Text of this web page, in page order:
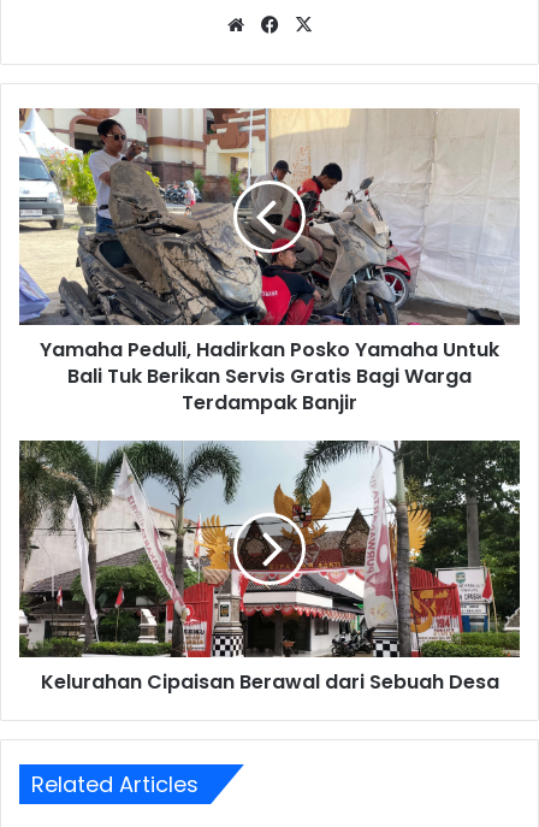
WebsiteFacebook
Yamaha
Peduli,
Hadirkan
Posko
Yamaha
Untuk
Bali
Tuk
Berikan
Servis
Terdampak
Banjir
Yamaha Peduli, Hadirkan Posko Yamaha Untuk
Bali Tuk Berikan Servis Gratis Bagi Warga
Terdampak Banjir
Kelurahan
Cipaisan
Berawal
dari
Sebuah
Desa
Kelurahan Cipaisan Berawal dari Sebuah Desa
Related Articles